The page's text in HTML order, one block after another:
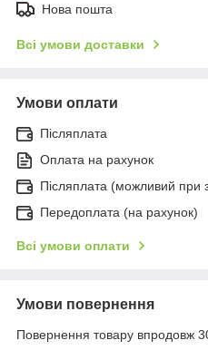
Нова пошта
Всі умови доставки
Умови оплати
Післяплата
Оплата на рахунок
Післяплата (можливий при
Передоплата (на рахунок)
Всі умови оплати
Умови повернення
Повернення товару впродовж